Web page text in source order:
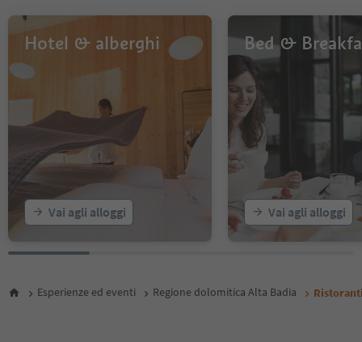
Hotel & alberghi
Vai agli alloggi
Bed &
Vai agli alloggi
Esperienze ed eventi Regione dolomitica Alta Badia